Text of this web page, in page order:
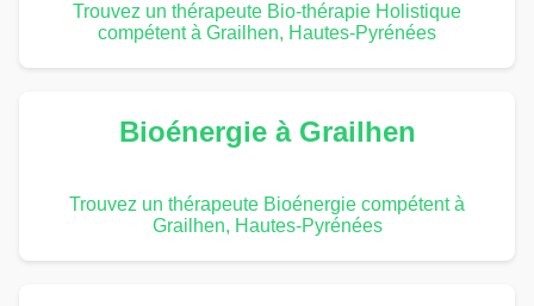
Trouvez un thérapeute Bio-thérapie Holistique
compétent à Grailhen, Hautes-Pyrénées
Bioénergie à Grailhen
Trouvez un thérapeute Bioénergie compétent à
Grailhen, Hautes-Pyrénées